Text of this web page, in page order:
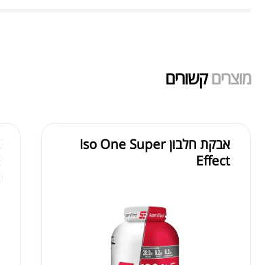
מוצרים קשורים
אבקת חלבון Iso One Super
Effect